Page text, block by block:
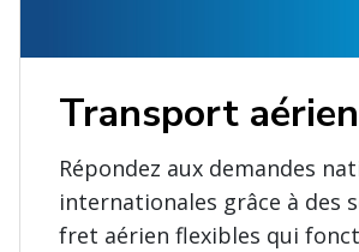
Transport aérien
Répondez aux demandes
internationales grâce à des
fret aérien flexibles qui